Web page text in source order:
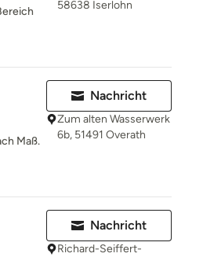
58638 Iserlohn
Maß.
Nachricht
Zum alten Wasserwerk
6b, 51491 Overath
Nachricht
Richard-Seiffert-